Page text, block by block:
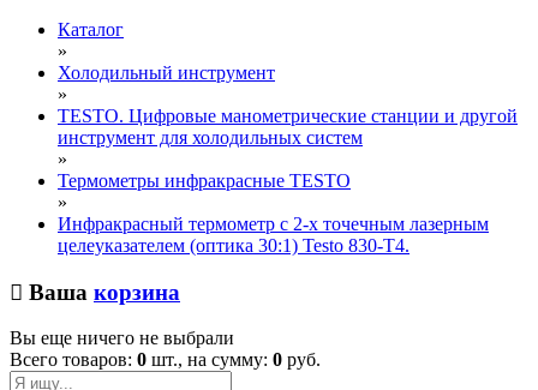
Каталог
»
Холодильный инструмент
»
TESTO. Цифровые манометрические станции и другой
инструмент для холодильных систем
»
Термометры инфракрасные TESTO
»
Инфракрасный термометр с 2-х точечным лазерным
целеуказателем (оптика 30:1) Testo 830-T4.
Ваша корзина
Вы еще ничего не выбрали
Всего товаров: 0 шт., на сумму: 0 руб.